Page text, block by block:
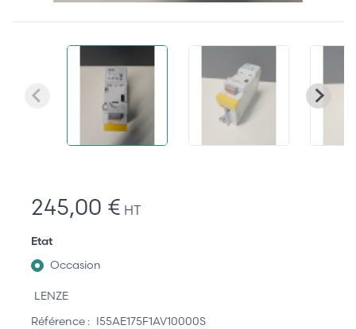
245,00 € HT
Etat
Occasion
LENZE
Référence : I55AE175F1AV10000S